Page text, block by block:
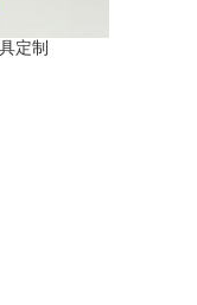
定制